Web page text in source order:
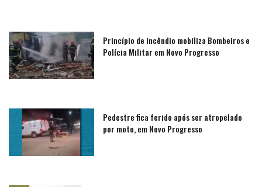
Princípio de incêndio mobiliza Bombeiros e
Polícia Militar em Novo Progresso
Pedestre fica ferido após ser atropelado
por moto, em Novo Progresso